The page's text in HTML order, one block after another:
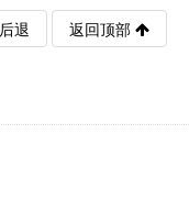
后退 返回顶部